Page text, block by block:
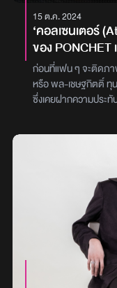
พิเศษของเพลงนี้ว่า “
เพราะขณะที่โดนทำ
นี้ ที่สอนอะไรได้หลาย
เอกลักษณ์ด้วยดนตรี
RB มาพร้อมกับไลน์
เครื่องดนตรีหลากหล
15 ต.ค. 2024
‘คอลเซนเตอร์
ของ
ก่อนที่แฟน ๆ จะติดภ
หรือ พล-เชษฐกิตติ์ ทุ
ซึ่งเคยฝากความประ
เพลงล้วนแล้วแต่เป็น
อารมณ์มาถ่ายทอดเพ
service)’ ซึ่งนี่ถือว่า
เสนอตัวตนอีกด้านที่
ของคนรอ ที่พร้อมจะ
อยู่ในสถานะตัวสำรอ
หลังของเพลง เป็นค
วิชชานนท์ ว่องวีรชัยเ
ซึ่ง นาว ก็เนรมิตให้
แนวดนตรีป็อปหวาน
สิกวิดีโอที่